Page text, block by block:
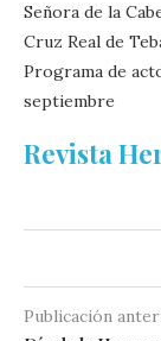
Señora de la
Cruz Real de
Programa de
septiembre
Revista
Publicación